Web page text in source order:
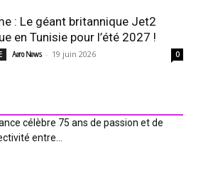
: Le géant britannique Jet2
en Tunisie pour l’été 2027 !
Aero News - 19 juin 2026 0
célèbre 75 ans de passion et de
entre...